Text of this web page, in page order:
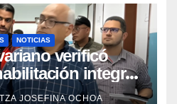
NOTICIAS
verificó
integral
José María
JOSEFINA OCHOA